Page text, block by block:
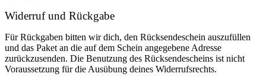
Widerruf und Rückgabe
Für Rückgaben bitten wir dich, den Rücksendeschein auszufüllen
und das Paket an die auf dem Schein angegebene Adresse
zurückzusenden. Die Benutzung des Rücksendescheins ist nicht
Voraussetzung für die Ausübung deines Widerrufsrechts.